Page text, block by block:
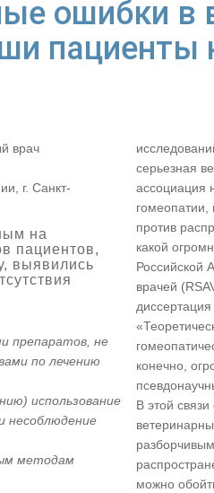
ошибки в
пациенты
врач
г. Санкт-
на
пациентов,
выявились
препаратов, не
по лечению
использование
несоблюдение
методам
серьезная
ассоциация
гомеопатии,
против
какой
Российской
врачей
конечно,
В этой
можно